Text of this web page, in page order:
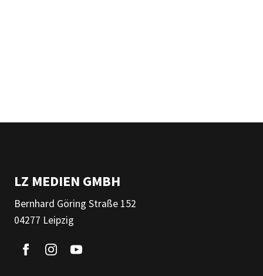
LZ MEDIEN GMBH
Bernhard Göring Straße 152
04277 Leipzig